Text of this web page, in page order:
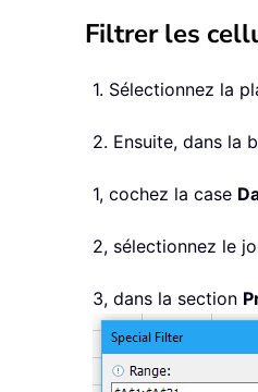
Filtrer les
1. Sélectionnez la
2. Ensuite, dans la
1, cochez la case
2, sélectionnez le
3, dans la section